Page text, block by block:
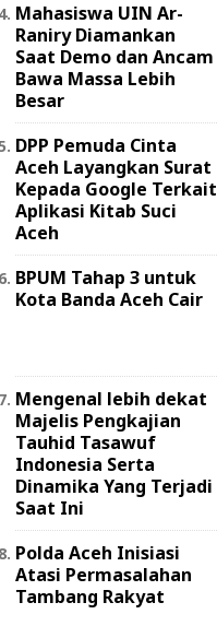
Mahasiswa UIN Ar-
Raniry Diamankan
Saat Demo dan Ancam
Bawa Massa Lebih
Besar
DPP Pemuda Cinta
Aceh Layangkan Surat
Kepada Google Terkait
Aplikasi Kitab Suci
Aceh
BPUM Tahap 3 untuk
Kota Banda Aceh Cair
Mengenal lebih dekat
Majelis Pengkajian
Tauhid Tasawuf
Indonesia Serta
Dinamika Yang Terjadi
Saat Ini
Polda Aceh Inisiasi
Atasi Permasalahan
Tambang Rakyat